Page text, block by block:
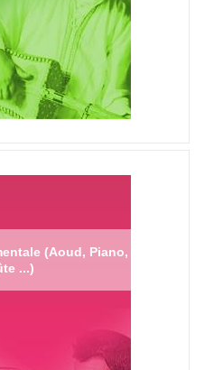
(Aoud, Piano,
...)